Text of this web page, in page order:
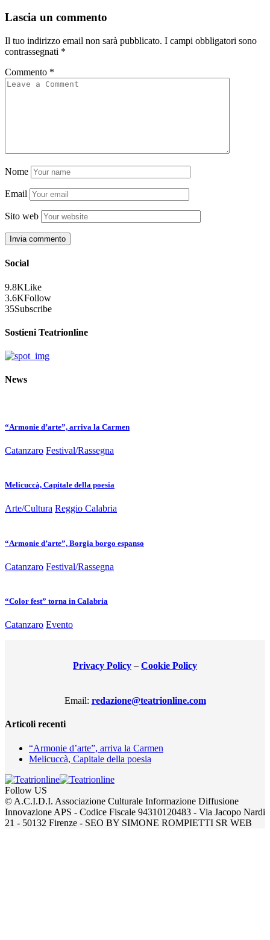
Lascia un commento
Il tuo indirizzo email non sarà pubblicato. I campi obbligatori sono
contrassegnati *
Commento *
Nome
Email
Sito web
Social
9.8KLike
3.6KFollow
35Subscribe
Sostieni Teatrionline
News
“Armonie d’arte”, arriva la Carmen
Catanzaro Festival/Rassegna
Melicuccà, Capitale della poesia
Arte/Cultura Reggio Calabria
“Armonie d’arte”, Borgia borgo espanso
Catanzaro Festival/Rassegna
“Color fest” torna in Calabria
Catanzaro Evento
Privacy Policy – Cookie Policy
Email: redazione@teatrionline.com
Articoli recenti
“Armonie d’arte”, arriva la Carmen
Melicuccà, Capitale della poesia
Follow US
© A.C.I.D.I. Associazione Culturale Informazione Diffusione
Innovazione APS - Codice Fiscale 94310120483 - Via Jacopo Nardi
21 - 50132 Firenze - SEO BY SIMONE ROMPIETTI SR WEB